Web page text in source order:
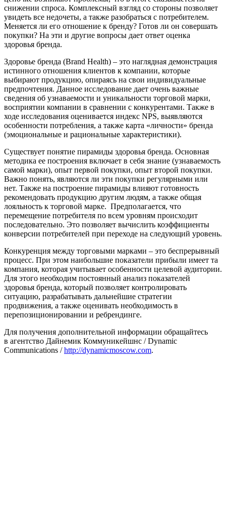
снижении спроса. Комплексный взгляд со стороны позволяет
увидеть все недочеты, а также разобраться с потребителем.
Меняется ли его отношение к бренду? Готов ли он совершать
покупки? На эти и другие вопросы дает ответ оценка
здоровья бренда.
Здоровье бренда (Brand Health) – это наглядная демонстрация
истинного отношения клиентов к компании, которые
выбирают продукцию, опираясь на свои индивидуальные
предпочтения. Данное исследование дает очень важные
сведения об узнаваемости и уникальности торговой марки,
восприятии компании в сравнении с конкурентами. Также в
ходе исследования оценивается индекс NPS, выявляются
особенности потребления, а также карта «личности» бренда
(эмоциональные и рациональные характеристики).
Существует понятие пирамиды здоровья бренда. Основная
методика ее построения включает в себя знание (узнаваемость
самой марки), опыт первой покупки, опыт второй покупки.
Важно понять, являются ли эти покупки регулярными или
нет. Также на построение пирамиды влияют готовность
рекомендовать продукцию другим людям, а также общая
лояльность к торговой марке. Предполагается, что
перемещение потребителя по всем уровням происходит
последовательно. Это позволяет вычислить коэффициенты
конверсии потребителей при переходе на следующий уровень.
Конкуренция между торговыми марками – это беспрерывный
процесс. При этом наибольшие показатели прибыли имеет та
компания, которая учитывает особенности целевой аудитории.
Для этого необходим постоянный анализ показателей
здоровья бренда, который позволяет контролировать
ситуацию, разрабатывать дальнейшие стратегии
продвижения, а также оценивать необходимость в
перепозиционировании и ребрендинге.
Для получения дополнительной информации обращайтесь
в агентство Дайнемик Коммуникейшнс / Dynamic
Communications /http://dynamicmoscow.com.